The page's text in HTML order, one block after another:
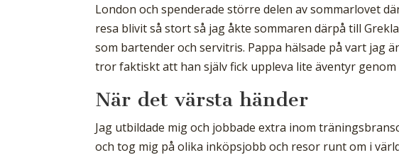
London och spenderade större delen av sommarlovet
resa blivit så stort så jag åkte sommaren därpå till
som bartender och servitris. Pappa hälsade på vart jag
tror faktiskt att han själv fick uppleva lite äventyr genom
När det värsta händer
Jag utbildade mig och jobbade extra inom
och tog mig på olika inköpsjobb och resor runt om i